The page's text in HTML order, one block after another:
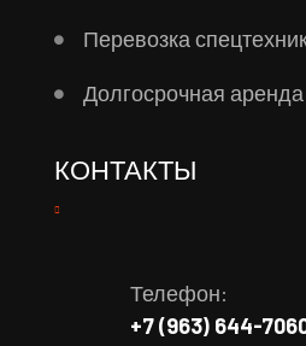
Перевозка
Долгосрочная
КОНТАКТЫ
Телефон:
+7 (963) 644-